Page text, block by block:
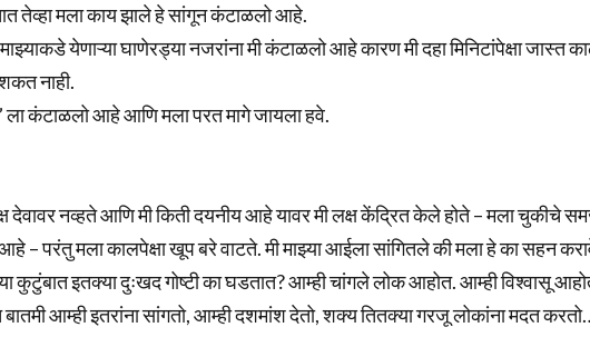
तेव्हा मला काय झाले हे सांगून कंटाळलो आहे.
येणाऱ्या घाणेरड्या नजरांना मी कंटाळलो आहे कारण मी दहा मिनिटांपेक्षा जास्त
नाही.
ला कंटाळलो आहे आणि मला परत मागे जायला हवे.
देवावर नव्हते आणि मी किती दयनीय आहे यावर मी लक्ष केंद्रित केले होते – मला चुकीचे
परंतु मला कालपेक्षा खूप बरे वाटते. मी माझ्या आईला सांगितले की मला हे का सहन
इतक्या दुःखद गोष्टी का घडतात? आम्ही चांगले लोक आहोत. आम्ही विश्वासू
आम्ही इतरांना सांगतो, आम्ही दशमांश देतो, शक्य तितक्या गरजू लोकांना मदत